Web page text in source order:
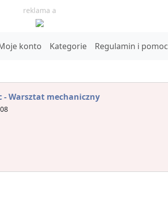
reklama a
konto Kategorie Regulamin i pomoc
- Warsztat mechaniczny